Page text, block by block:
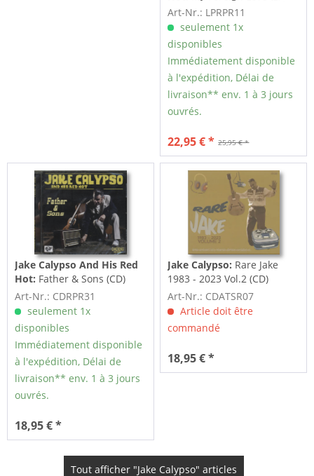
colored Vinyl)
Art-Nr.: LPRPR11
seulement 1x
disponibles
Immédiatement disponible
à l'expédition, Délai de
livraison** env. 1 à 3 jours
ouvrés.
25,95 € *
22,95 € *
Jake Calypso And His Red
Hot: Father & Sons (CD)
Art-Nr.: CDRPR31
seulement 1x
disponibles
Immédiatement disponible
à l'expédition, Délai de
livraison** env. 1 à 3 jours
ouvrés.
18,95 € *
Jake Calypso: Rare Jake
1983 - 2023 Vol.2 (CD)
Art-Nr.: CDATSR07
Article doit être
commandé
18,95 € *
Tout afficher "Jake Calypso" articles